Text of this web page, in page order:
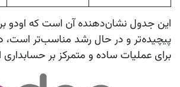
این جدول نشان‌دهنده آن است که اودو
برای عملیات ساده و متمرکز بر